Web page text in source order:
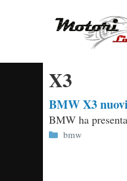
X3
BMW X3
BMW ha
Categorie
bmw